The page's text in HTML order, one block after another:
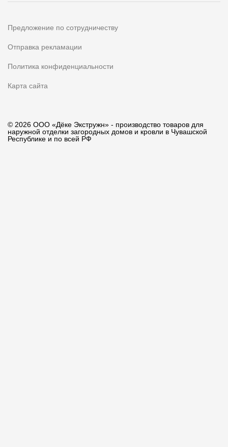
Предложение по сотрудничеству
Отправка рекламации
Политика конфиденциальности
Карта сайта
© 2026 ООО «Дёке Экстружн» - производство товаров для
наружной отделки загородных домов и кровли в Чувашской
Республике и по всей РФ